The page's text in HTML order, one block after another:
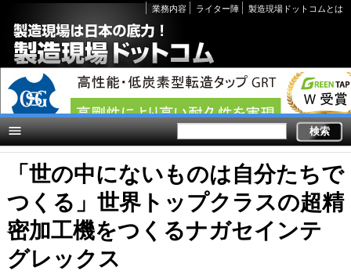
Secondary
links
業務内容 ライター陣 製造現場ドットコムとは
「世の中にないものは自分たちで
つくる」世界トップクラスの超精
密加工機をつくるナガセインテ
グレックス